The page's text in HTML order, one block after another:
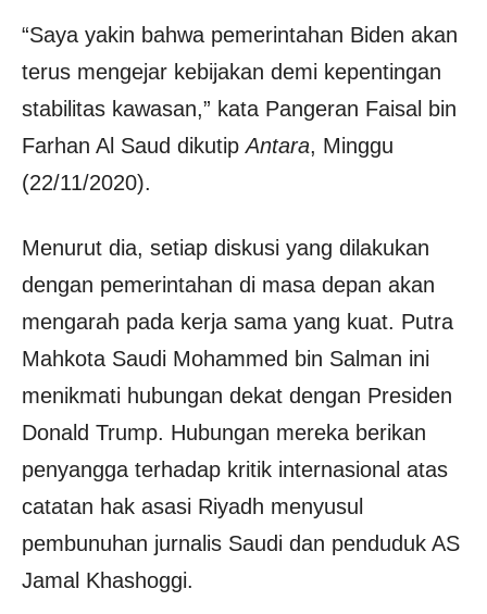
“Saya yakin bahwa pemerintahan Biden akan
terus mengejar kebijakan demi kepentingan
stabilitas kawasan,” kata Pangeran Faisal bin
Farhan Al Saud dikutipAntara, Minggu
(22/11/2020).
Menurut dia, setiap diskusi yang dilakukan
dengan pemerintahan di masa depan akan
mengarah pada kerja sama yang kuat. Putra
Mahkota Saudi Mohammed bin Salman ini
menikmati hubungan dekat dengan Presiden
Donald Trump. Hubungan mereka berikan
penyangga terhadap kritik internasional atas
catatan hak asasi Riyadh menyusul
pembunuhan jurnalis Saudi dan penduduk AS
Jamal Khashoggi.